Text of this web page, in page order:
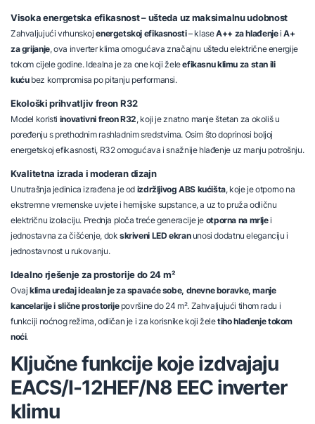
Visoka energetska efikasnost – ušteda uz maksimalnu udobnost
Zahvaljujući vrhunskojenergetskoj efikasnosti– klaseA++ za hlađenjeiA+
za grijanje, ova inverter klima omogućava značajnu uštedu električne energije
tokom cijele godine. Idealna je za one koji želeefikasnu klimu za stan ili
kućubez kompromisa po pitanju performansi.
Ekološki prihvatljiv freon R32
Model koristi inovativni freon R32, koji je znatno manje štetan za okoliš u
poređenju s prethodnim rashladnim sredstvima. Osim što doprinosi boljoj
energetskoj efikasnosti, R32 omogućava i snažnije hlađenje uz manju potrošnju.
Kvalitetna izrada i moderan dizajn
Unutrašnja jedinica izrađena je od izdržljivog ABS kućišta, koje je otporno na
ekstremne vremenske uvjete i hemijske supstance, a uz to pruža odličnu
električnu izolaciju. Prednja ploča treće generacije je otporna na mrljei
jednostavna za čišćenje, dok skriveni LED ekranunosi dodatnu eleganciju i
jednostavnost u rukovanju.
Idealno rješenje za prostorije do 24 m²
Ovajklima uređaj idealan je za spavaće sobe, dnevne boravke, manje
kancelarije i slične prostorijepovršine do 24 m². Zahvaljujući tihom radu i
funkciji noćnog režima, odličan je i za korisnike koji želetiho hlađenje tokom
noći.
Ključne funkcije koje izdvajaju
EACS/I-12HEF/N8 EEC inverter
klimu